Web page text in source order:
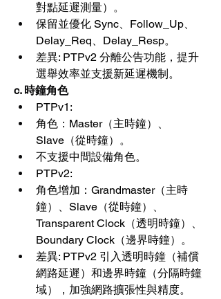
對點延遲測量）。
保留並優化 Sync、Follow_Up、
Delay_Req、Delay_Resp。
差異: PTPv2 分離公告功能，提升
選舉效率並支援新延遲機制。
c. 時鐘角色
PTPv1:
角色：Master（主時鐘）、
Slave（從時鐘）。
不支援中間設備角色。
PTPv2:
角色增加：Grandmaster（主時
鐘）、Slave（從時鐘）、
Transparent Clock（透明時鐘）、
Boundary Clock（邊界時鐘）。
差異: PTPv2 引入透明時鐘（補償
網路延遲）和邊界時鐘（分隔時鐘
域），加強網路擴張性與精度。